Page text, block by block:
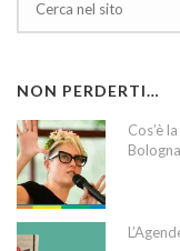
NON PERDERTI…
Cos’è
Bologna